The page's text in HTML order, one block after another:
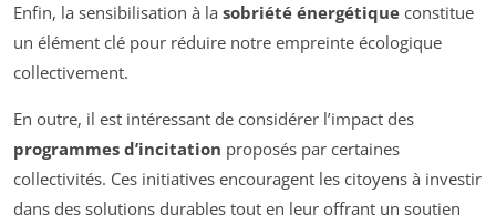
Enfin, la sensibilisation à la sobriété énergétique constitue
un élément clé pour réduire notre empreinte écologique
collectivement.
En outre, il est intéressant de considérer l’impact des
programmes d’incitation proposés par certaines
collectivités. Ces initiatives encouragent les citoyens à investir
dans des solutions durables tout en leur offrant un soutien